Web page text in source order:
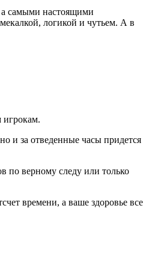
а самыми настоящими
логикой и чутьем. А в
игрокам.
и за отведенные часы придется
по верному следу или только
времени, а ваше здоровье все